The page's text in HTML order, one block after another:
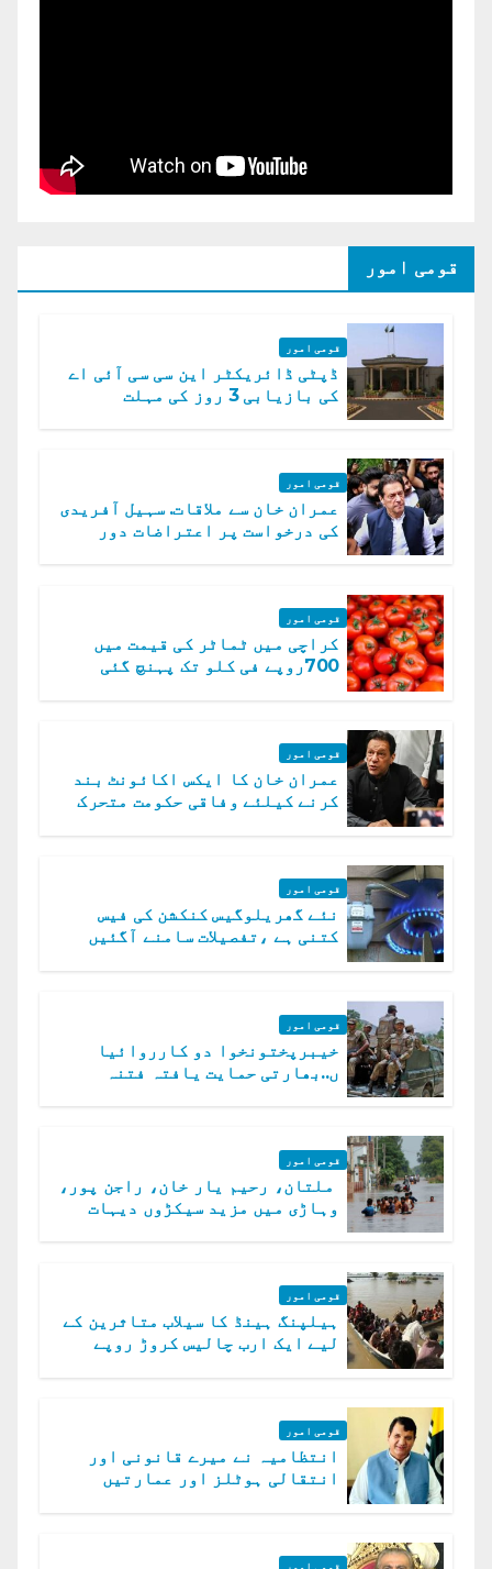
قومی امور
قومی امور
ڈپٹی ڈائریکٹر این سی سی آئی اے
کی بازیابی 3 روز کی مہلت
قومی امور
عمران خان سے ملاقات. سہیل آفریدی
کی درخواست پر اعتراضات دور
قومی امور
کراچی میں ٹماٹر کی قیمت میں
700روپے فی کلو تک پہنچ گئی
قومی امور
عمران خان کا ایکس اکائونٹ بند
کرنے کیلئے وفاقی حکومت متحرک
قومی امور
نئے گھریلوگیس کنکشن کی فیس
کتنی ہے ،تفصیلات سامنے آگئیں
قومی امور
خیبرپختونخوا دو کارروائیا
ں..بھارتی حمایت یافتہ فتنہ
قومی امور
ملتان، رحیم یار خان، راجن پور،
وہاڑی میں مزید سیکڑوں دیہات
قومی امور
ہیلپنگ ہینڈ کا سیلاب متاثرین کے
لیے ایک ارب چالیس کروڑ روپے
قومی امور
انتظامیہ نے میرے قانونی اور
انتقالی ہوٹلز اور عمارتیں
قومی امور